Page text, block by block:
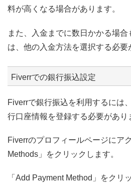
料が高くなる場合があります。
また、入金までに数日かかる場
は、他の入金方法を選択する必要
Fiverrでの銀行振込設定
Fiverrで銀行振込を利用するには
行口座情報を登録する必要があり
Fiverrのプロフィールページにア
Methods」をクリックします。
「Add Payment Method」をクリ